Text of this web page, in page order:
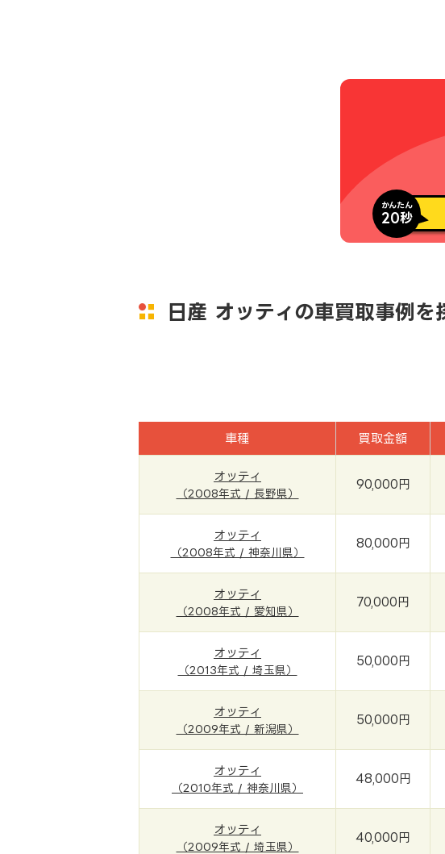
かんたん
20秒
日産 オッティの車買取事例を
車種 買取金額
オッティ
（2008年式 / 長野県）
90,000円
オッティ
（2008年式 / 神奈川県）
80,000円
オッティ
（2008年式 / 愛知県）
70,000円
オッティ
（2013年式 / 埼玉県）
50,000円
オッティ
（2009年式 / 新潟県）
50,000円
オッティ
（2010年式 / 神奈川県）
48,000円
オッティ
（2009年式 / 埼玉県）
40,000円